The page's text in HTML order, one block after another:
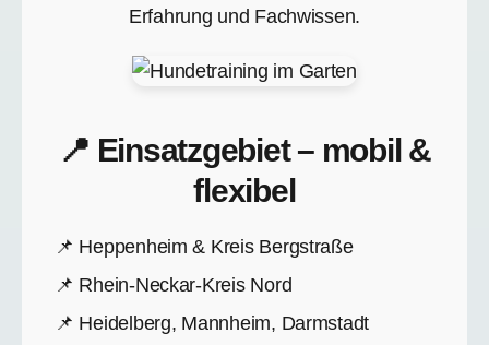
Erfahrung und Fachwissen.
📍 Einsatzgebiet – mobil &
flexibel
📌 Heppenheim & Kreis Bergstraße
📌 Rhein-Neckar-Kreis Nord
📌 Heidelberg, Mannheim, Darmstadt